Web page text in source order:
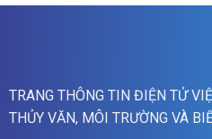
quét
TRANG THÔNG TIN ĐIỆN TỬ
THỦY VĂN, MÔI TRƯỜNG VÀ